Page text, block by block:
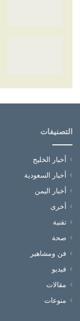
التصنيفات
أخبار الخليج
أخبار السعودية
أخبار اليمن
أخرى
تقنية
صحة
فن ومشاهير
فيديو
مقالات
منوعات